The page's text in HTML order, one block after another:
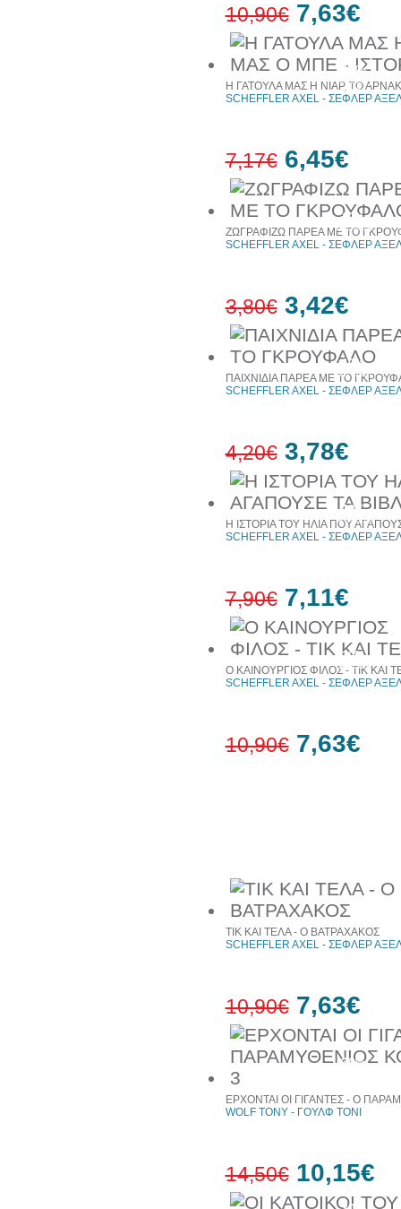
30%
έκπτωση
web
10,90€ 7,63€
10%
έκπτωση
Η ΓΑΤΟΥΛΑ ΜΑΣ Η ΝΙΑΡ, ΤΟ
SCHEFFLER AXEL - ΣΕΦΛΕΡ
7,17€ 6,45€
10%
έκπτωση
ΖΩΓΡΑΦΙΖΩ ΠΑΡΕΑ ΜΕ ΤΟ
SCHEFFLER AXEL - ΣΕΦΛΕΡ
3,80€ 3,42€
10%
έκπτωση
ΠΑΙΧΝΙΔΙΑ ΠΑΡΕΑ ΜΕ ΤΟ
SCHEFFLER AXEL - ΣΕΦΛΕΡ
4,20€ 3,78€
10%
έκπτωση
Η ΙΣΤΟΡΙΑ ΤΟΥ ΗΛΙΑ ΠΟΥ
SCHEFFLER AXEL - ΣΕΦΛΕΡ
7,90€ 7,11€
Ο ΚΑΙΝΟΥΡΓΙΟΣ ΦΙΛΟΣ - ΤΙΚ ΚΑΙ
SCHEFFLER AXEL - ΣΕΦΛΕΡ
10,90€ 7,63€
30%
ΤΙΚ ΚΑΙ ΤΕΛΑ - Ο ΒΑΤΡΑΧΑΚΟΣ
SCHEFFLER AXEL - ΣΕΦΛΕΡ
10,90€ 7,63€
ΕΡΧΟΝΤΑΙ ΟΙ ΓΙΓΑΝΤΕΣ - Ο
WOLF TONY - ΓΟΥΛΦ ΤΟΝΙ
14,50€ 10,15€